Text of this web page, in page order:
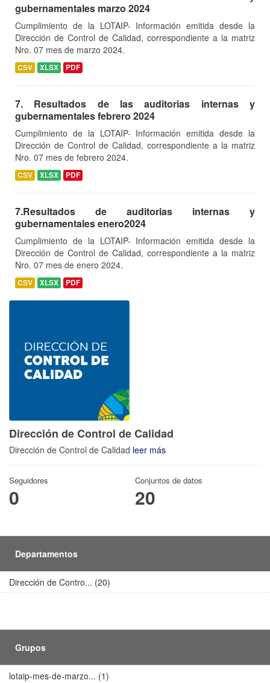
gubernamentales marzo 2024
Cumplimiento de la LOTAIP- Información emitida desde la
Dirección de Control de Calidad, correspondiente a la matriz
Nro. 07 mes de marzo 2024.
CSV XLSX PDF
7. Resultados de las auditorias internas y
gubernamentales febrero 2024
Cumplimiento de la LOTAIP- Información emitida desde la
Dirección de Control de Calidad, correspondiente a la matriz
Nro. 07 mes de febrero 2024.
CSV XLSX PDF
7.Resultados de auditorias internas y
gubernamentales enero2024
Cumplimiento de la LOTAIP- Información emitida desde la
Dirección de Control de Calidad, correspondiente a la matriz
Nro. 07 mes de enero 2024.
CSV XLSX PDF
Dirección de Control de Calidad
Dirección de Control de Calidad leer más
Seguidores
0
Conjuntos de datos
20
Departamentos
Dirección de Contro... (20)
Grupos
lotaip-mes-de-marzo... (1)